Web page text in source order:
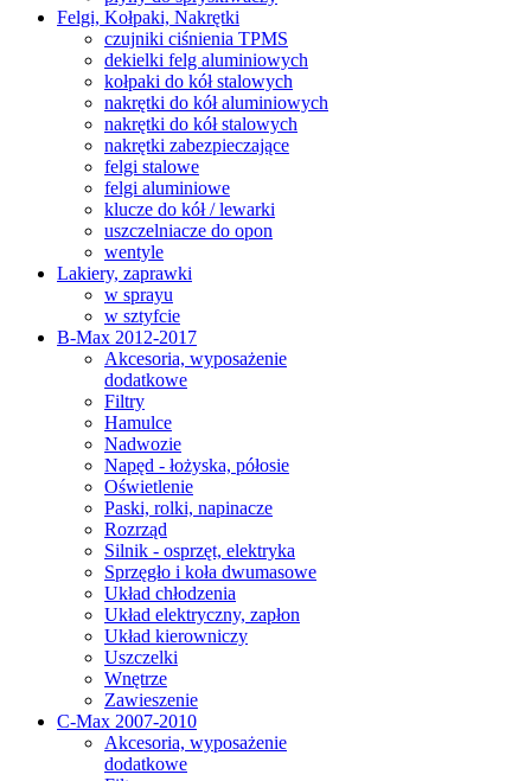
Felgi, Kołpaki, Nakrętki
czujniki ciśnienia TPMS
dekielki felg aluminiowych
kołpaki do kół stalowych
nakrętki do kół aluminiowych
nakrętki do kół stalowych
nakrętki zabezpieczające
felgi stalowe
felgi aluminiowe
klucze do kół / lewarki
uszczelniacze do opon
wentyle
Lakiery, zaprawki
w sprayu
w sztyfcie
B-Max 2012-2017
Akcesoria, wyposażenie
dodatkowe
Filtry
Hamulce
Nadwozie
Napęd - łożyska, półosie
Oświetlenie
Paski, rolki, napinacze
Rozrząd
Silnik - osprzęt, elektryka
Sprzęgło i koła dwumasowe
Układ chłodzenia
Układ elektryczny, zapłon
Układ kierowniczy
Uszczelki
Wnętrze
Zawieszenie
C-Max 2007-2010
Akcesoria, wyposażenie
dodatkowe